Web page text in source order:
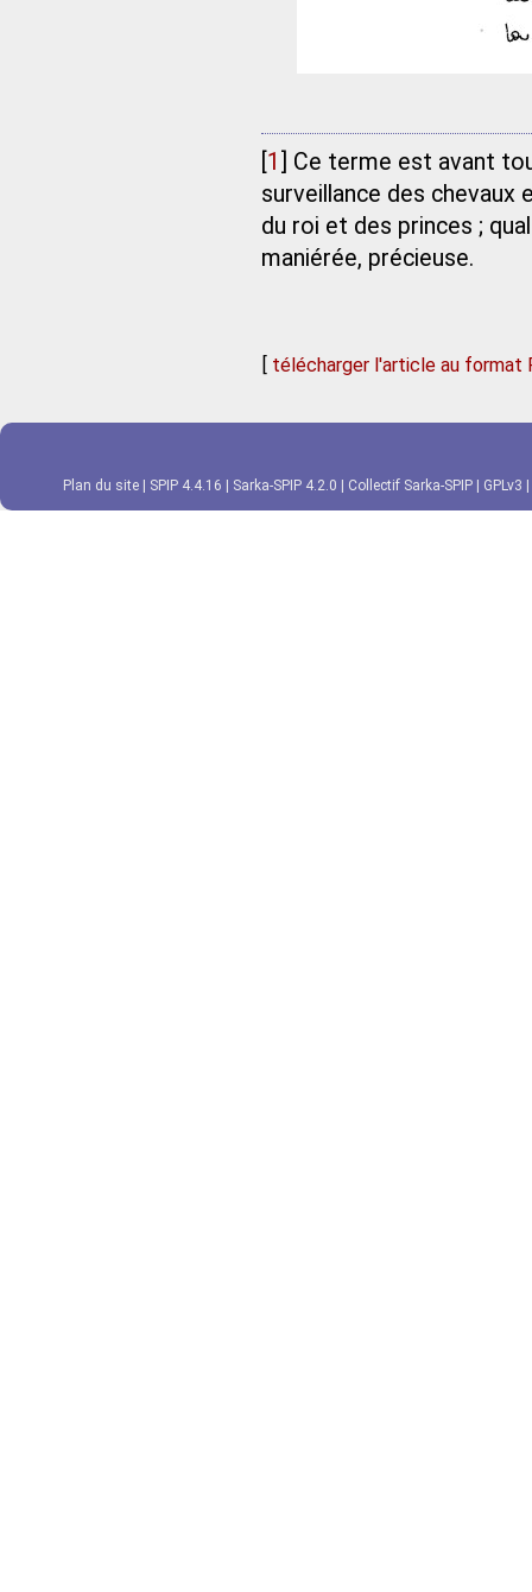
1
Ce terme est avant
surveillance des chevaux
du roi et des princes ;
maniérée, précieuse.
[ télécharger l'article au format
Plan du site SPIP 4.4.16 Sarka-SPIP 4.2.0 Collectif Sarka-SPIP GPLv3